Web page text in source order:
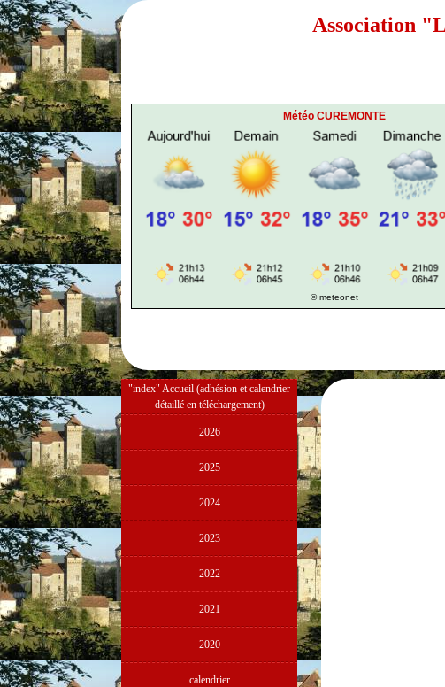
Association
Météo CUREMONTE
© meteonet
"index" Accueil (adhésion et calendrier
détaillé en téléchargement)
2026
2025
2024
2023
2022
2021
2020
calendrier